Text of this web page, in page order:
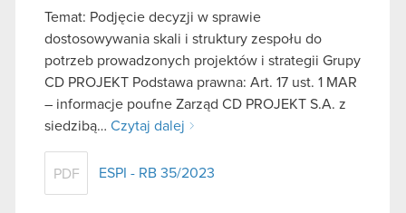
Temat: Podjęcie decyzji w sprawie
dostosowywania skali i struktury zespołu do
potrzeb prowadzonych projektów i strategii Grupy
CD PROJEKT Podstawa prawna: Art. 17 ust. 1 MAR
– informacje poufne Zarząd CD PROJEKT S.A. z
siedzibą… Czytaj dalej
PDF ESPI - RB 35/2023